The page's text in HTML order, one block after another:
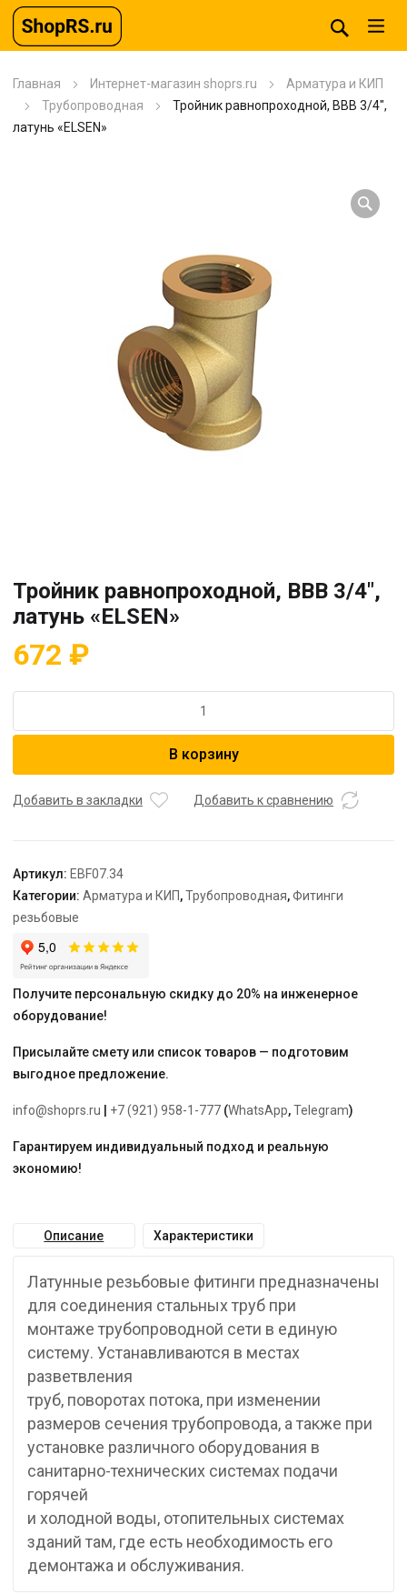
Главная Интернет-магазин shoprs.ru
Арматура и КИП
Трубопроводная
Тройник равнопроходной, ВВВ 3/4″,
латунь «ELSEN»
Тройник равнопроходной, ВВВ 3/4″,
латунь «ELSEN»
672 ₽
Тройник
3/4",
В корзину
Добавить в закладки Добавить к сравнению
Артикул: EBF07.34
Категории: Арматура и КИП,Трубопроводная,Фитинги
резьбовые
Получите персональную скидку до 20% на инженерное
оборудование!
Присылайте смету или список товаров — подготовим
выгодное предложение.
info@shoprs.ru +7 (921) 958-1-777 (WhatsApp,Telegram)
Гарантируем индивидуальный подход и реальную
экономию!
Описание Характеристики
Латунные резьбовые фитинги предназначены
для соединения стальных труб при
монтаже трубопроводной сети в единую
систему. Устанавливаются в местах
разветвления
труб, поворотах потока, при изменении
размеров сечения трубопровода, а также при
установке различного оборудования в
санитарно-технических системах подачи
горячей
и холодной воды, отопительных системах
зданий там, где есть необходимость его
демонтажа и обслуживания.